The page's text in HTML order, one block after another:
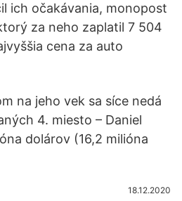
ich očakávania, monopost
za neho zaplatil 7 504
cena za auto
na jeho vek sa síce nedá
4. miesto – Daniel
dolárov (16,2 milióna
18.12.2020